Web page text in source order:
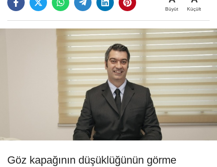
Büyüt Küçült
Göz kapağının düşüklüğünün görme